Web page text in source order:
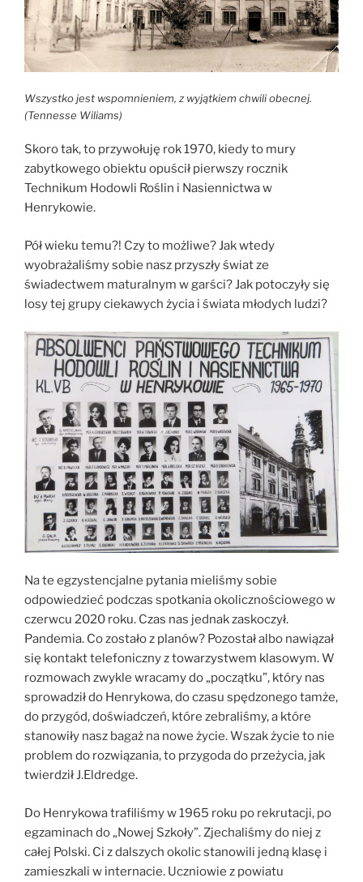
Wszystko jest wspomnieniem, z wyjątkiem chwili obecnej.
(Tennesse Wiliams)
Skoro tak, to przywołuję rok 1970, kiedy to mury
zabytkowego obiektu opuścił pierwszy rocznik
Technikum Hodowli Roślin i Nasiennictwa w
Henrykowie.
Pół wieku temu?! Czy to możliwe? Jak wtedy
wyobrażaliśmy sobie nasz przyszły świat ze
świadectwem maturalnym w garści? Jak potoczyły się
losy tej grupy ciekawych życia i świata młodych ludzi?
Na te egzystencjalne pytania mieliśmy sobie
odpowiedzieć podczas spotkania okolicznościowego w
czerwcu 2020 roku. Czas nas jednak zaskoczył.
Pandemia. Co zostało z planów? Pozostał albo nawiązał
się kontakt telefoniczny z towarzystwem klasowym. W
rozmowach zwykle wracamy do „początku”, który nas
sprowadził do Henrykowa, do czasu spędzonego tamże,
do przygód, doświadczeń, które zebraliśmy, a które
stanowiły nasz bagaż na nowe życie. Wszak życie to nie
problem do rozwiązania, to przygoda do przeżycia, jak
twierdził J.Eldredge.
Do Henrykowa trafiliśmy w 1965 roku po rekrutacji, po
egzaminach do „Nowej Szkoły”. Zjechaliśmy do niej z
całej Polski. Ci z dalszych okolic stanowili jedną klasę i
zamieszkali w internacie. Uczniowie z powiatu